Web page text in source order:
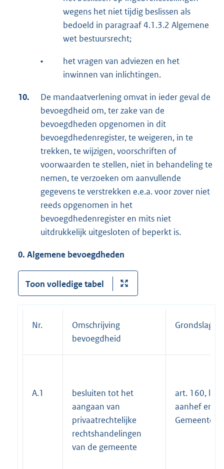
wegens het niet tijdig beslissen als
bedoeld in paragraaf 4.1.3.2 Algemene
wet bestuursrecht;
•
het vragen van adviezen en het
inwinnen van inlichtingen.
10.
De mandaatverlening omvat in ieder geval de
bevoegdheid om, ter zake van de
bevoegdheden opgenomen in dit
bevoegdhedenregister, te weigeren, in te
trekken, te wijzigen, voorschriften of
voorwaarden te stellen, niet in behandeling te
nemen, te verzoeken om aanvullende
gegevens te verstrekken e.e.a. voor zover niet
reeds opgenomen in het
bevoegdhedenregister en mits niet
uitdrukkelijk uitgesloten of beperkt is.
0. Algemene bevoegdheden
Toon volledige tabel
Nr.
Omschrijving
bevoegdheid
Grondslag
A.1
besluiten tot het
aangaan van
privaatrechtelijke
rechtshandelingen
van de gemeente
art. 160, lid
aanhef en
Gemeente-